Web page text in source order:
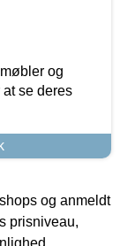
og
at se deres
og anmeldt
prisniveau,